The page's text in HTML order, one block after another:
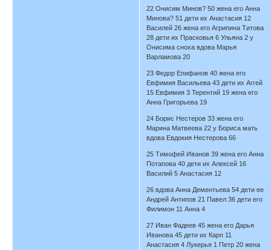
22 Онисим Минов? 50 жена его Анна
Минова? 51 дети их Анастасия 12
Василей 26 жена его Агрипина Титова
28 дети их Прасковья 6 Ульяна 2 у
Онисима сноха вдова Марья
Варламова 20
23 Федор Епифанов 40 жена его
Евфимия Васильева 43 дети их Аггей
15 Евфимия 3 Терентий 19 жена его
Анна Григорьева 19
24 Борис Нестеров 33 жена его
Марина Матвеева 22 у Бориса мать
вдова Евдокия Нестерова 66
25 Тимофей Иванов 39 жена его Анна
Потапова 40 дети их Алексей 16
Василий 5 Анастасия 12
26 вдова Анна Дементьева 54 дети ее
Андрей Антипов 21 Павел 36 дети его
Филимон 11 Анна 4
27 Иван Фадеев 45 жена его Дарья
Иванова 45 дети их Карп 11
Анастасия 4 Лукерья 1 Петр 20 жена